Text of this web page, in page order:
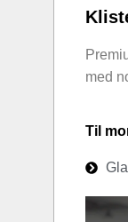
med
Til